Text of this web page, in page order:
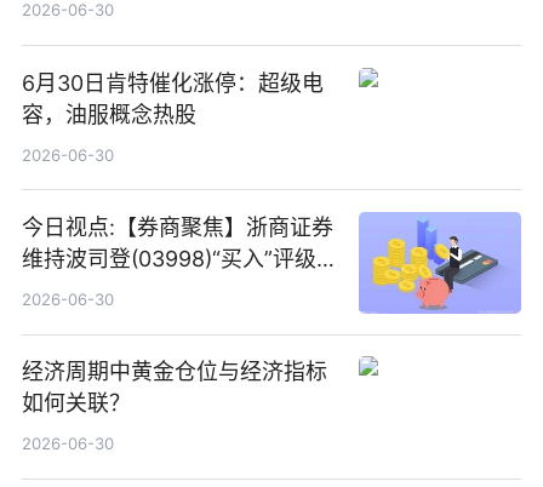
2026-06-30
6月30日肯特催化涨停：超级电
容，油服概念热股
2026-06-30
今日视点:【券商聚焦】浙商证券
维持波司登(03998)“买入”评级
指其业绩高质量稳增长
2026-06-30
经济周期中黄金仓位与经济指标
如何关联？
2026-06-30